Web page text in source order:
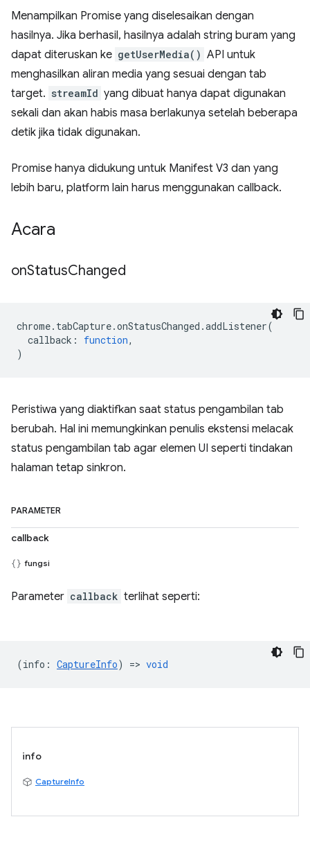
Menampilkan Promise yang diselesaikan dengan
hasilnya. Jika berhasil, hasilnya adalah string buram yang
dapat diteruskan ke getUserMedia() API untuk
menghasilkan aliran media yang sesuai dengan tab
target. streamId yang dibuat hanya dapat digunakan
sekali dan akan habis masa berlakunya setelah beberapa
detik jika tidak digunakan.
Promise hanya didukung untuk Manifest V3 dan yang
lebih baru, platform lain harus menggunakan callback.
Acara
onStatusChanged
chrome. tabCapture.onStatusChanged .addListener(
callback : function,
)
Peristiwa yang diaktifkan saat status pengambilan tab
berubah. Hal ini memungkinkan penulis ekstensi melacak
status pengambilan tab agar elemen UI seperti tindakan
halaman tetap sinkron.
PARAMETER
callback
fungsi
Parameter callback terlihat seperti:
(info : CaptureInfo) => void
info
CaptureInfo